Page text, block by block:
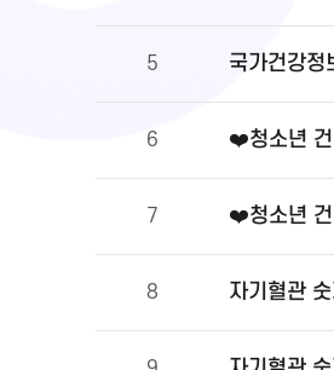
5 국가건강정
6 ❤️청소년 건
7 ❤️청소년 건
8 자기혈관